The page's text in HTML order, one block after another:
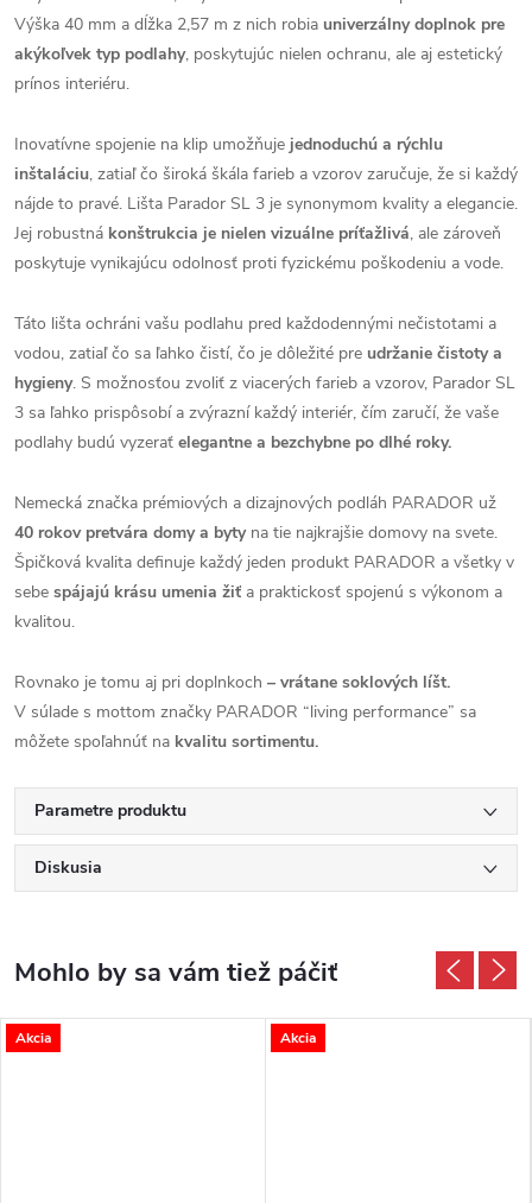
Výška 40 mm a dĺžka 2,57 m z nich robia univerzálny doplnok pre
akýkoľvek typ podlahy, poskytujúc nielen ochranu, ale aj estetický
prínos interiéru.
Inovatívne spojenie na klip umožňuje jednoduchú a rýchlu
inštaláciu, zatiaľ čo široká škála farieb a vzorov zaručuje, že si každý
nájde to pravé. Lišta Parador SL 3 je synonymom kvality a elegancie.
Jej robustná konštrukcia je nielen vizuálne príťažlivá, ale zároveň
poskytuje vynikajúcu odolnosť proti fyzickému poškodeniu a vode.
Táto lišta ochráni vašu podlahu pred každodennými nečistotami a
vodou, zatiaľ čo sa ľahko čistí, čo je dôležité pre udržanie čistoty a
hygieny. S možnosťou zvoliť z viacerých farieb a vzorov, Parador SL
3 sa ľahko prispôsobí a zvýrazní každý interiér, čím zaručí, že vaše
podlahy budú vyzerať elegantne a bezchybne po dlhé roky.
Nemecká značka prémiových a dizajnových podláh PARADOR už
40 rokov pretvára domy a byty na tie najkrajšie domovy na svete.
Špičková kvalita definuje každý jeden produkt PARADOR a všetky v
sebe spájajú krásu umenia žiť a praktickosť spojenú s výkonom a
kvalitou.
Rovnako je tomu aj pri doplnkoch – vrátane soklových líšt.
V súlade s mottom značky PARADOR “living performance” sa
môžete spoľahnúť na kvalitu sortimentu.
Parametre produktu
Diskusia
Akcia Akcia